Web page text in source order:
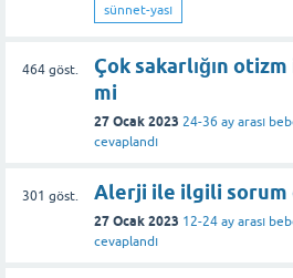
sünnet-yası
464göst.
Çok sakarlığın
mi
27 Ocak 2023 24-36 ay arası
cevaplandı
301 göst. Alerji ile ilgili sorum
27 Ocak 2023 12-24 ay arası
cevaplandı